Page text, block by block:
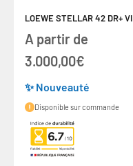
LOEWE STELLAR 42 DR+ VI
Prix de vente
A partir de
3.000,00€
✨ Nouveauté
Disponible sur commande